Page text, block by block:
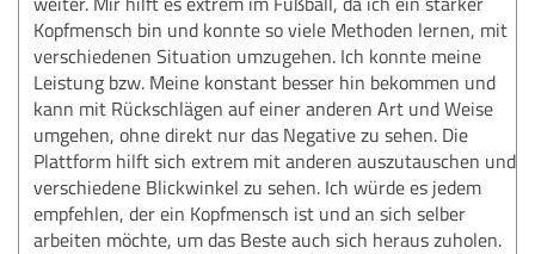
Kopfmensch bin und konnte so viele Methoden lernen, mit
verschiedenen Situation umzugehen. Ich konnte meine
Leistung bzw. Meine konstant besser hin bekommen und
kann mit Rückschlägen auf einer anderen Art und Weise
umgehen, ohne direkt nur das Negative zu sehen. Die
Plattform hilft sich extrem mit anderen auszutauschen und
verschiedene Blickwinkel zu sehen. Ich würde es jedem
empfehlen, der ein Kopfmensch ist und an sich selber
arbeiten möchte, um das Beste auch sich heraus zuholen.